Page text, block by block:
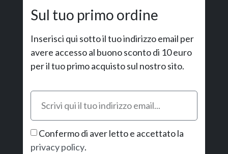
Sul tuo primo ordine
Inserisci qui sotto il tuo indirizzo email per
avere accesso al buono sconto di 10 euro
per il tuo primo acquisto sul nostro sito.
Confermo di aver letto e accettato la
privacy policy.